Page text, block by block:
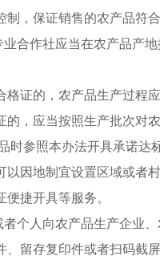
，保证销售的农产品符
合作社应当在农产品产
证的，农产品生产过程
，应当按照生产批次对
时参照本办法开具承诺达
以因地制宜设置区域或者
捷开具等服务。
个人向农产品生产企业
、留存复印件或者扫码截